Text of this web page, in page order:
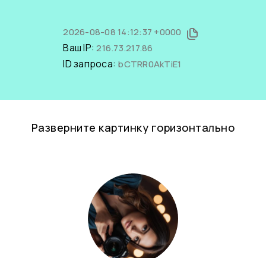
2026-08-08 14:12:37 +0000
Ваш IP:216.73.217.86
ID запроса: bCTRR0AkTiE1
Разверните картинку горизонтально